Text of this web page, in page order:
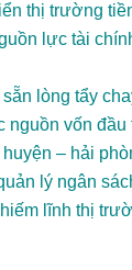
thị trường
lực tài
lòng tẩy
nguồn vốn
– hải
lý ngân
lĩnh thị